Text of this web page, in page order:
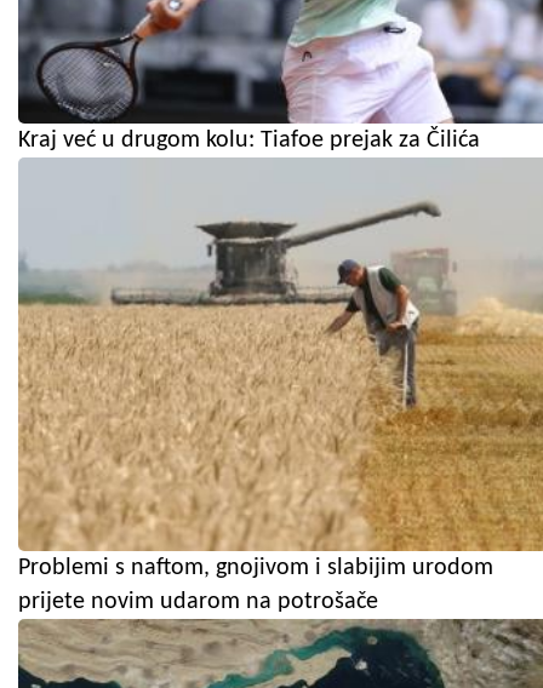
Kraj već u drugom kolu: Tiafoe prejak za Čilića
Problemi s naftom, gnojivom i slabijim urodom
prijete novim udarom na potrošače